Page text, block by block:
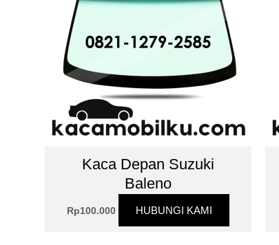
Kaca Depan Suzuki
Baleno
Rp100.000 HUBUNGI KAMI